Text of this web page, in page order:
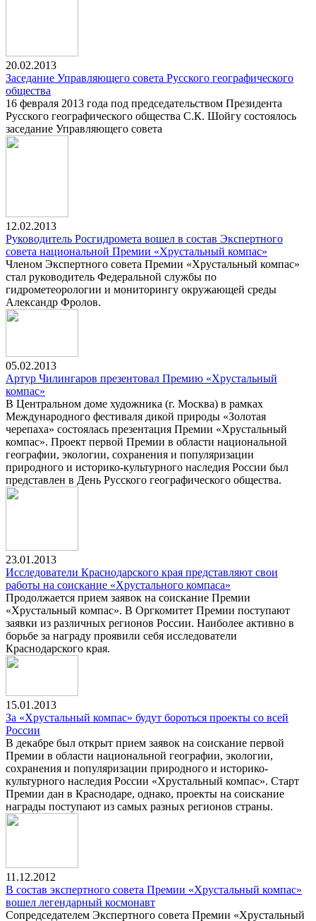
20.02.2013
Заседание Управляющего совета Русского географического
общества
16 февраля 2013 года под председательством Президента
Русского географического общества С.К. Шойгу состоялось
заседание Управляющего совета
12.02.2013
Руководитель Росгидромета вошел в состав Экспертного
совета национальной Премии «Хрустальный компас»
Членом Экспертного совета Премии «Хрустальный компас»
стал руководитель Федеральной службы по
гидрометеорологии и мониторингу окружающей среды
Александр Фролов.
05.02.2013
Артур Чилингаров презентовал Премию «Хрустальный
компас»
В Центральном доме художника (г. Москва) в рамках
Международного фестиваля дикой природы «Золотая
черепаха» состоялась презентация Премии «Хрустальный
компас». Проект первой Премии в области национальной
географии, экологии, сохранения и популяризации
природного и историко-культурного наследия России был
представлен в День Русского географического общества.
23.01.2013
Исследователи Краснодарского края представляют свои
работы на соискание «Хрустального компаса»
Продолжается прием заявок на соискание Премии
«Хрустальный компас». В Оргкомитет Премии поступают
заявки из различных регионов России. Наиболее активно в
борьбе за награду проявили себя исследователи
Краснодарского края.
15.01.2013
За «Хрустальный компас» будут бороться проекты со всей
России
В декабре был открыт прием заявок на соискание первой
Премии в области национальной географии, экологии,
сохранения и популяризации природного и историко-
культурного наследия России «Хрустальный компас». Старт
Премии дан в Краснодаре, однако, проекты на соискание
награды поступают из самых разных регионов страны.
11.12.2012
В состав экспертного совета Премии «Хрустальный компас»
вошел легендарный космонавт
Сопредседателем Экспертного совета Премии «Хрустальный